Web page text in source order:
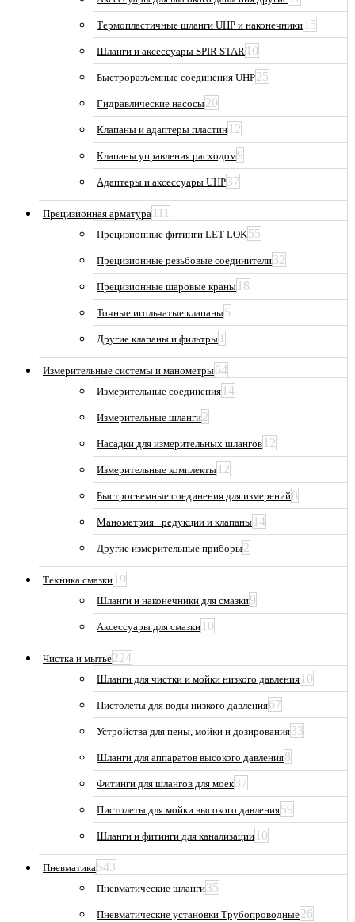
Термопластичные шланги UHP и наконечники 15
Шланги и аксессуары SPIR STAR 10
Быстроразъемные соединения UHP25
Гидравлические насосы20
Клапаны и адаптеры пластин 12
Клапаны управления расходом9
Адаптеры и аксессуары UHP37
Прецизионная арматура 111
Прецизионные фитинги LET-LOK55
Прецизионные резьбовые соединители32
Прецизионные шаровые краны 18
Точные игольчатые клапаны5
Другие клапаны и фильтры 1
Измерительные системы и манометры64
Измерительные соединения 14
Измерительные шланги2
Насадки для измерительных шлангов 12
Измерительные комплекты 12
Быстросъемные соединения для измерений8
Манометрия_ редукции и клапаны 14
Другие измерительные приборы2
Техника смазки 19
Шланги и наконечники для смазки9
Аксессуары для смазки 10
Чистка и мытьё224
Шланги для чистки и мойки низкого давления 10
Пистолеты для воды низкого давления67
Устройства для пены, мойки и дозирования33
Шланги для аппаратов высокого давления8
Фитинги для шлангов для моек37
Пистолеты для мойки высокого давления59
Шланги и фитинги для канализации 10
Пневматика543
Пневматические шланги35
Пневматические установки Трубопроводные26